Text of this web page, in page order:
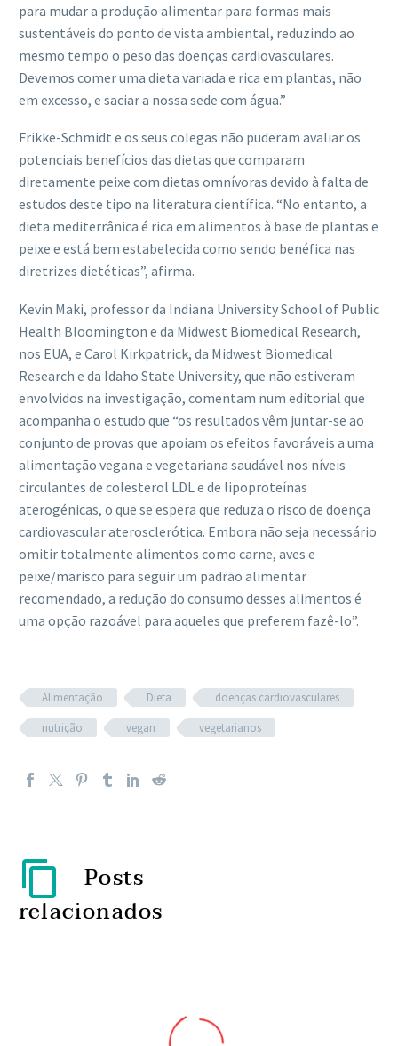
para mudar a produção alimentar para formas mais
sustentáveis do ponto de vista ambiental, reduzindo ao
mesmo tempo o peso das doenças cardiovasculares.
Devemos comer uma dieta variada e rica em plantas, não
em excesso, e saciar a nossa sede com água.”
Frikke-Schmidt e os seus colegas não puderam avaliar os
potenciais benefícios das dietas que comparam
diretamente peixe com dietas omnívoras devido à falta de
estudos deste tipo na literatura científica. “No entanto, a
dieta mediterrânica é rica em alimentos à base de plantas e
peixe e está bem estabelecida como sendo benéfica nas
diretrizes dietéticas”, afirma.
Kevin Maki, professor da Indiana University School of Public
Health Bloomington e da Midwest Biomedical Research,
nos EUA, e Carol Kirkpatrick, da Midwest Biomedical
Research e da Idaho State University, que não estiveram
envolvidos na investigação, comentam num editorial que
acompanha o estudo que “os resultados vêm juntar-se ao
conjunto de provas que apoiam os efeitos favoráveis a uma
alimentação vegana e vegetariana saudável nos níveis
circulantes de colesterol LDL e de lipoproteínas
aterogénicas, o que se espera que reduza o risco de doença
cardiovascular aterosclerótica. Embora não seja necessário
omitir totalmente alimentos como carne, aves e
peixe/marisco para seguir um padrão alimentar
recomendado, a redução do consumo desses alimentos é
uma opção razoável para aqueles que preferem fazê-lo”.
Alimentação Dieta
doenças cardiovasculares
nutrição
vegan vegetarianos
Posts
relacionados